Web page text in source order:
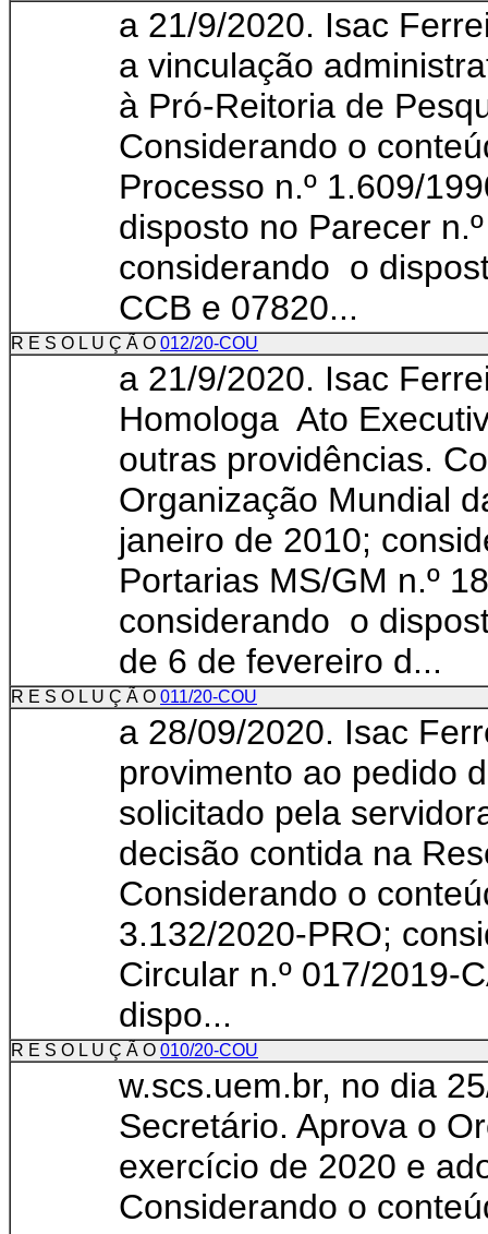
a 21/9/2020. Isac
a vinculação
à Pró-Reitoria de
Considerando o
Processo n.º 1.609/
disposto no Parecer
considerando o
CCB e 07820...
R E S O L U Ç Ã O 012/20-COU
a 21/9/2020. Isac
Homologa Ato
outras providências.
Organização Mundial
janeiro de 2010;
Portarias MS/GM n.º
considerando o
de 6 de fevereiro d...
R E S O L U Ç Ã O 011/20-COU
a 28/09/2020. Isac
provimento ao pedido
solicitado pela
decisão contida na
Considerando o
3.132/2020-PRO;
Circular n.º 017/2019-
dispo...
R E S O L U Ç Ã O 010/20-COU
w.scs.uem.br, no dia
Secretário. Aprova o
exercício de 2020 e
Considerando o